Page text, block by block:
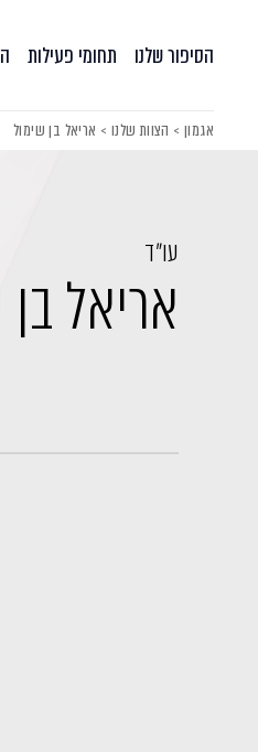
הסיפור שלנו תחומי פעילות
אגמון > הצוות שלנו > אריאל בן שימול
עו״ד
אריאל